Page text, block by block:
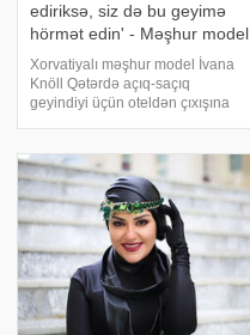
ediriksə, siz də bu geyimə
hörmət edin' - Məşhur model
Xorvatiyalı məşhur model İvana
Knöll Qətərdə açıq-saçıq
geyindiyi üçün oteldən çıxışına
Qətərdəki dünya çempionatı
oyunlarına açıq-saçıq geyimlərlə
qatılı